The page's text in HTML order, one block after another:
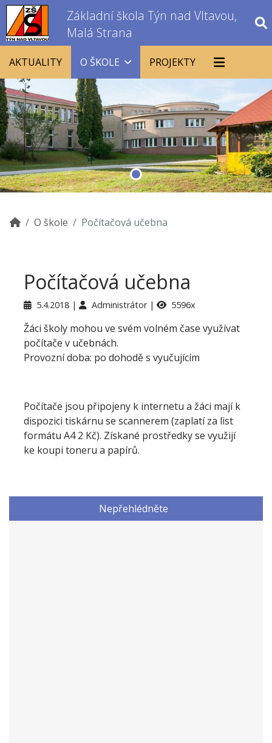
Základní škola Týn nad Vltavou,
Malá Strana
AKTUALITY O ŠKOLE PROJEKTY
O škole Počítačová učebna
Počítačová učebna
5.4.2018 Administrátor 5596x
Žáci školy mohou ve svém volném čase využívat
počítače v učebnách.
Provozní doba: po dohodě s vyučujícím
Počítače jsou připojeny k internetu a žáci mají k
dispozici tiskárnu se scannerem (zaplatí za list
formátu A4 2 Kč). Získané prostředky se využijí
ke koupi toneru a papírů.
Nepřehlédněte